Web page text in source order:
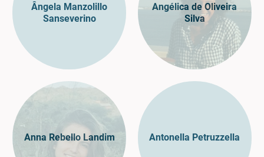
Ângela Manzolillo
Sanseverino
Angélica de Oliveira
Silva
Anna Rebello Landim Antonella Petruzzella